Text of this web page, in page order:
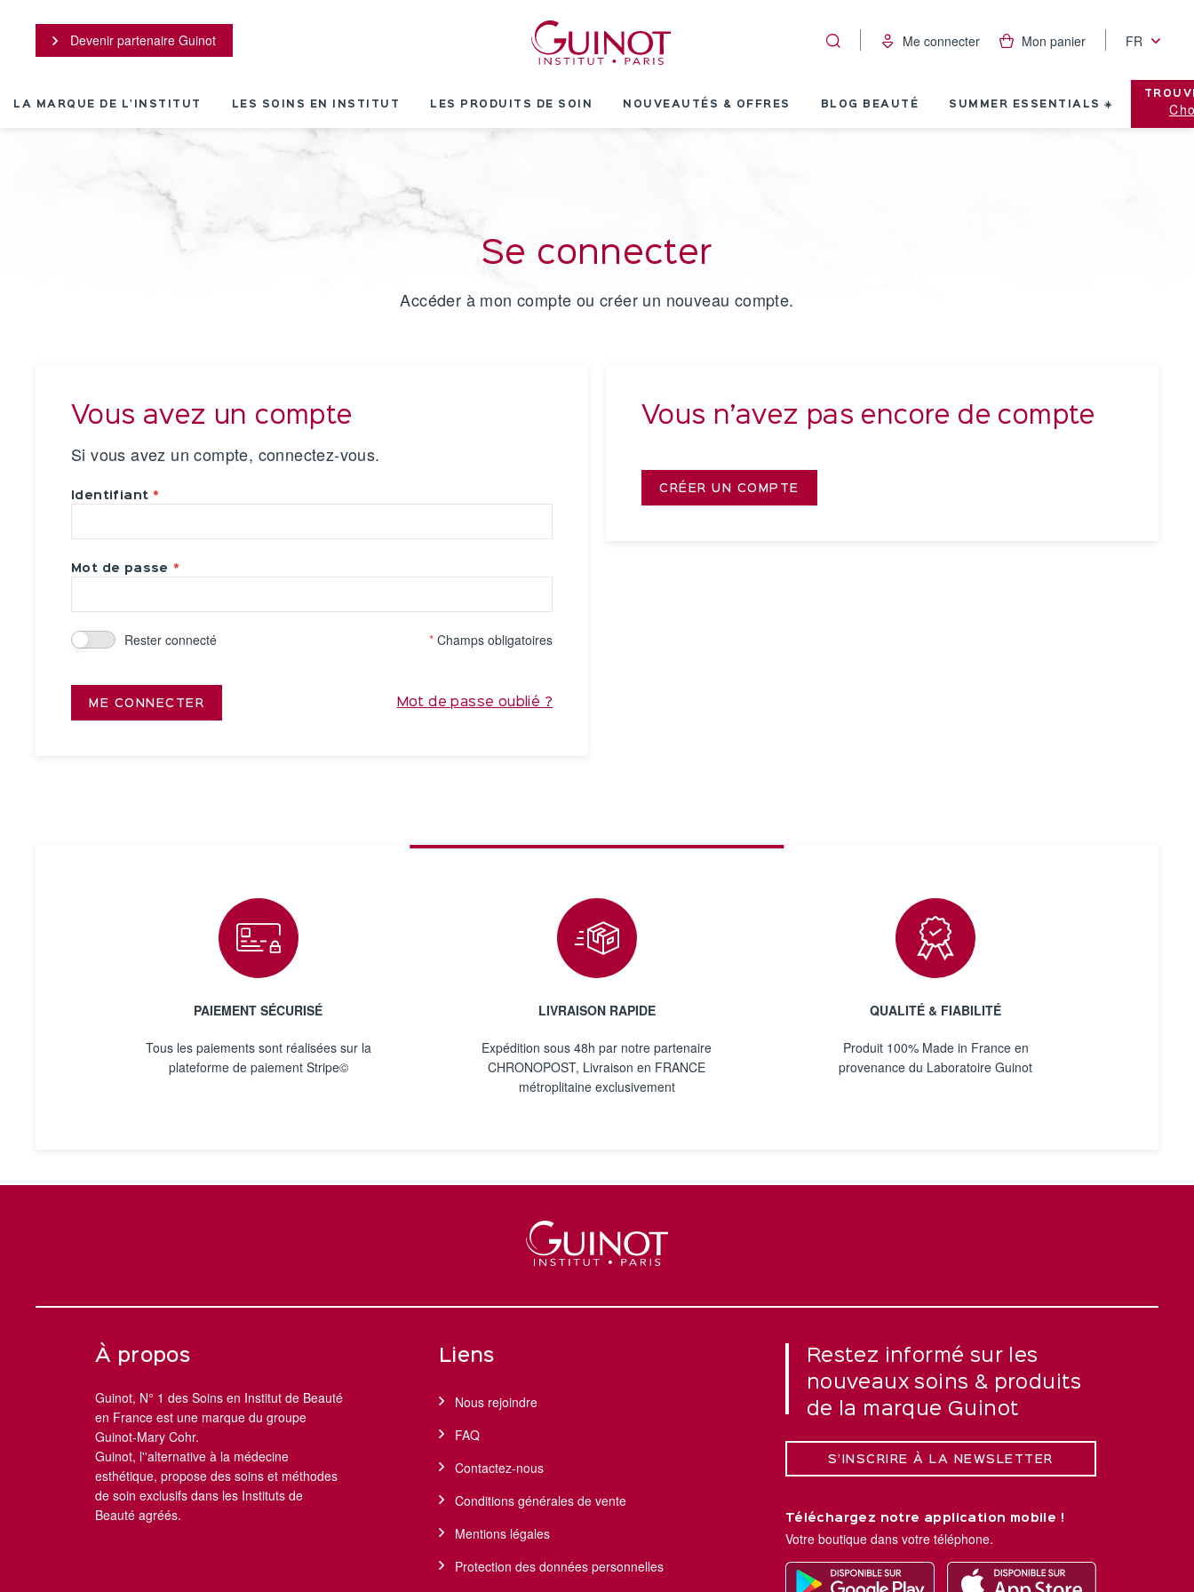
Devenir partenaire Guinot Me connecter Mon panier FR
LA MARQUE DE L'INSTITUT LES SOINS EN INSTITUT LES PRODUITS DE SOIN NOUVEAUTÉS & OFFRES BLOG BEAUTÉ SUMMER ESSENTIALS ☀️
Se connecter
Accéder à mon compte ou créer un nouveau compte.
Vous avez un compte
Si vous avez un compte, connectez-vous.
Identifiant
Mot de passe
Rester connecté * Champs obligatoires
ME CONNECTER Mot de passe oublié ?
Vous n’avez pas encore de compte
CRÉER UN COMPTE
PAIEMENT SÉCURISÉ
Tous les paiements sont réalisées sur la
plateforme de paiement Stripe©
LIVRAISON RAPIDE
Expédition sous 48h par notre partenaire
CHRONOPOST, Livraison en FRANCE
métroplitaine exclusivement
QUALITÉ & FIABILITÉ
Produit 100% Made in France en
provenance du Laboratoire Guinot
À propos
Guinot, N° 1 des Soins en Institut de Beauté
en France est une marque du groupe
Guinot-Mary Cohr.
Guinot, l''alternative à la médecine
esthétique, propose des soins et méthodes
de soin exclusifs dans les Instituts de
Beauté agréés.
Liens
Nous rejoindre
FAQ
Contactez-nous
Conditions générales de vente
Mentions légales
Protection des données personnelles
Restez informé sur les
nouveaux soins & produits
de la marque Guinot
S’INSCRIRE À LA NEWSLETTER
Téléchargez notre application mobile !
Votre boutique dans votre téléphone.